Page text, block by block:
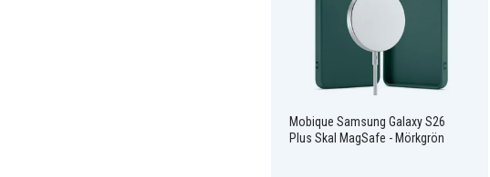
Mobique Samsung Galaxy S26
Plus Skal MagSafe - Mörkgrön